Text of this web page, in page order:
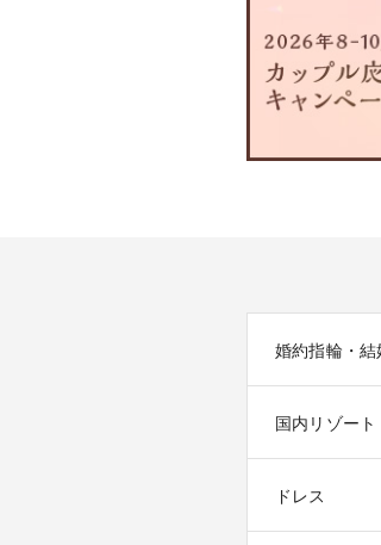
婚約指輪・結
国内リゾート
ドレス